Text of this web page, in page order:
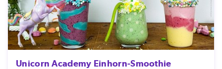
Unicorn Academy Einhorn-Smoothie